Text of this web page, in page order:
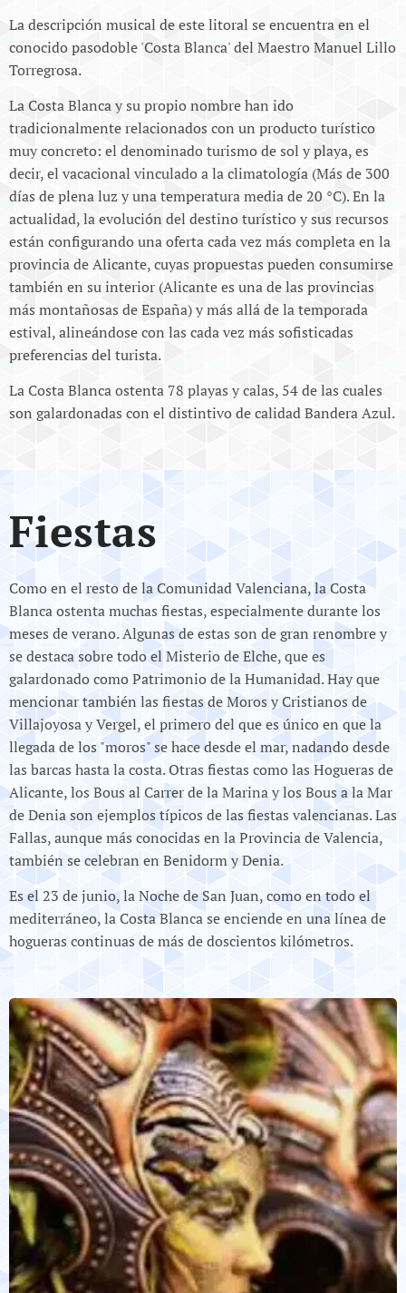
La descripción musical de este litoral se encuentra en el
conocido pasodoble 'Costa Blanca' del Maestro Manuel Lillo
Torregrosa.
La Costa Blanca y su propio nombre han ido
tradicionalmente relacionados con un producto turístico
muy concreto: el denominado turismo de sol y playa, es
decir, el vacacional vinculado a la climatología (Más de 300
días de plena luz y una temperatura media de 20 °C). En la
actualidad, la evolución del destino turístico y sus recursos
están configurando una oferta cada vez más completa en la
provincia de Alicante, cuyas propuestas pueden consumirse
también en su interior (Alicante es una de las provincias
más montañosas de España) y más allá de la temporada
estival, alineándose con las cada vez más sofisticadas
preferencias del turista.
La Costa Blanca ostenta 78 playas y calas, 54 de las cuales
son galardonadas con el distintivo de calidad Bandera Azul.
Fiestas
Como en el resto de la Comunidad Valenciana, la Costa
Blanca ostenta muchas fiestas, especialmente durante los
meses de verano. Algunas de estas son de gran renombre y
se destaca sobre todo el Misterio de Elche, que es
galardonado como Patrimonio de la Humanidad. Hay que
mencionar también las fiestas de Moros y Cristianos de
Villajoyosa y Vergel, el primero del que es único en que la
llegada de los "moros" se hace desde el mar, nadando desde
las barcas hasta la costa. Otras fiestas como las Hogueras de
Alicante, los Bous al Carrer de la Marina y los Bous a la Mar
de Denia son ejemplos típicos de las fiestas valencianas. Las
Fallas, aunque más conocidas en la Provincia de Valencia,
también se celebran en Benidorm y Denia.
Es el 23 de junio, la Noche de San Juan, como en todo el
mediterráneo, la Costa Blanca se enciende en una línea de
hogueras continuas de más de doscientos kilómetros.